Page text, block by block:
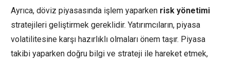
Ayrıca, döviz piyasasında işlem yaparken risk yönetimi
stratejileri geliştirmek gereklidir. Yatırımcıların, piyasa
volatilitesine karşı hazırlıklı olmaları önem taşır. Piyasa
takibi yaparken doğru bilgi ve strateji ile hareket etmek,